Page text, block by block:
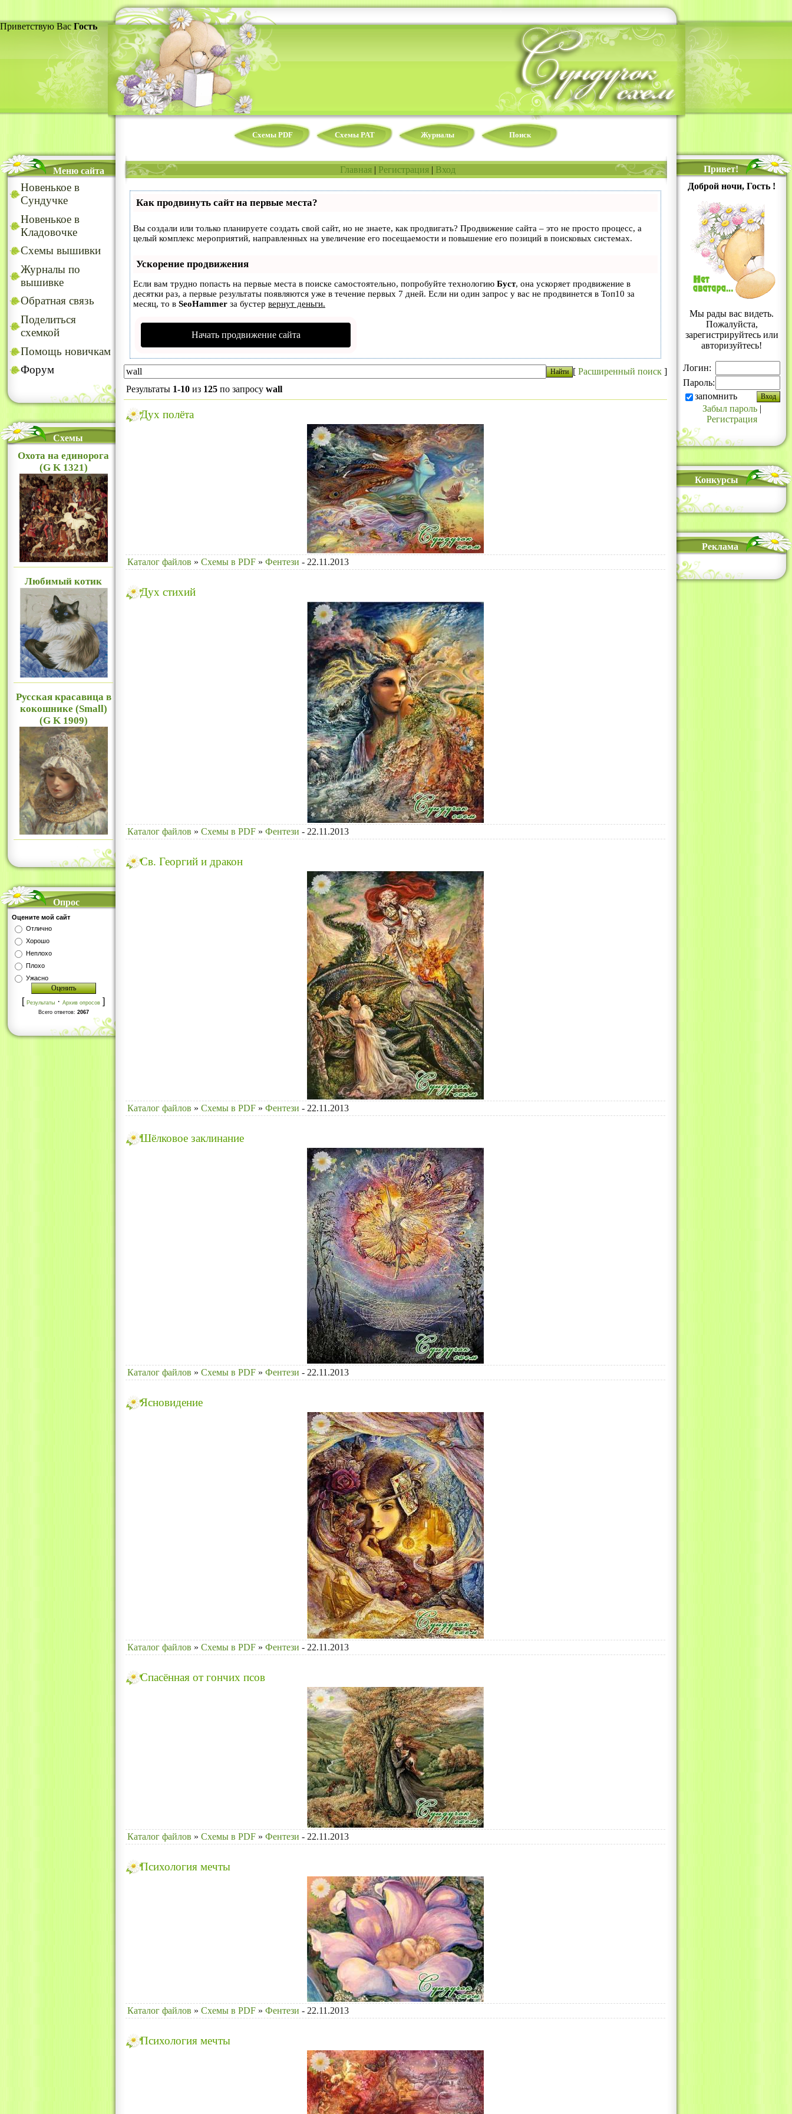
Приветствую Вас Гость
Схемы PDF Схемы PAT Журналы Поиск
Меню сайта
Новенькое в
Сундучке
Новенькое в
Кладовочке
Схемы вышивки
Журналы по
вышивке
Обратная связь
Поделиться
схемкой
Помощь новичкам
Форум
Схемы
Охота на единорога
(G K 1321)
Любимый котик
Русская красавица в
кокошнике (Small)
(G K 1909)
Опрос
Оцените мой сайт
Отлично
Хорошо
Неплохо
Плохо
Ужасно
[ Результаты · Архив опросов ]
Всего ответов: 2067
Главная | Регистрация | Вход
Как продвинуть сайт на первые места?
Вы создали или только планируете создать свой сайт, но не знаете, как продвигать? Продвижение сайта – это не просто процесс, а
целый комплекс мероприятий, направленных на увеличение его посещаемости и повышение его позиций в поисковых системах.
Ускорение продвижения
Если вам трудно попасть на первые места в поиске самостоятельно, попробуйте технологию Буст, она ускоряет продвижение в
десятки раз, а первые результаты появляются уже в течение первых 7 дней. Если ни один запрос у вас не продвинется в Топ10 за
месяц, то в SeoHammer за бустер вернут деньги.
Начать продвижение сайта
[ Расширенный поиск ]
Результаты 1-10 из 125 по запросу wall
Дух полёта
Каталог файлов » Схемы в PDF » Фентези - 22.11.2013
Дух стихий
Каталог файлов » Схемы в PDF » Фентези - 22.11.2013
Св. Георгий и дракон
Каталог файлов » Схемы в PDF » Фентези - 22.11.2013
Шёлковое заклинание
Каталог файлов » Схемы в PDF » Фентези - 22.11.2013
Ясновидение
Каталог файлов » Схемы в PDF » Фентези - 22.11.2013
Спасённая от гончих псов
Каталог файлов » Схемы в PDF » Фентези - 22.11.2013
Психология мечты
Каталог файлов » Схемы в PDF » Фентези - 22.11.2013
Психология мечты
Привет!
Доброй ночи, Гость !
Мы рады вас видеть.
Пожалуйста,
зарегистрируйтесь или
авторизуйтесь!
Логин:
Пароль:
запомнить
Забыл пароль|
Регистрация
Конкурсы
Реклама